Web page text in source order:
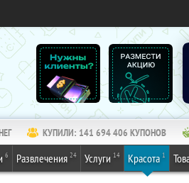
КУПИЛИ: 141 694 406 КУПОНОВ
6 Развлечения 24 Услуги 14 Красота 1